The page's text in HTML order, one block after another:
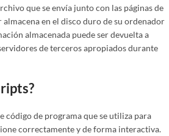
que se envía junto con las páginas de
almacena en el disco duro de su ordenador
almacenada puede ser devuelta a
de terceros apropiados durante
código de programa que se utiliza para
correctamente y de forma interactiva.